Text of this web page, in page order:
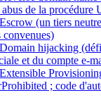
de la procédure
Escrow (un tiers
convenues)
Domain hijacking
et du compte e-
Extensible
; code